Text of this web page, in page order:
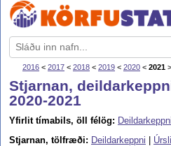
2016 < 2017 < 2018 < 2019 < 2020 < 2021 >
Stjarnan,
2020-2021
Yfirlit tímabils, öll félög: Deildarkeppni
Stjarnan, tölfræði: Deildarkeppni